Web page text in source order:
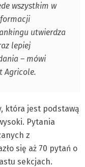
wszystkim w
utwierdza
lepiej
– mówi
Agricole.
która jest podstawą
Pytania
z
się aż 70 pytań o
sekcjach.